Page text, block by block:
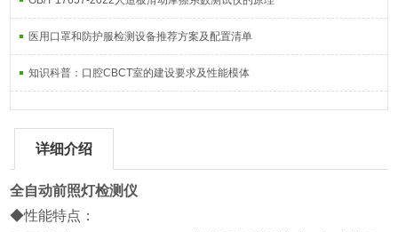
医用口罩和防护服检测设备推荐方案及配置清单
知识科普：口腔CBCT室的建设要求及性能模体
详细介绍
全自动前照灯检测仪
◆性能特点：